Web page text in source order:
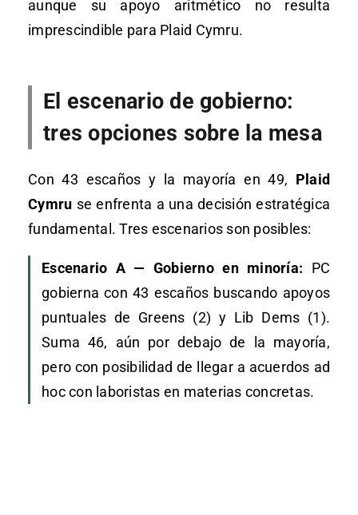
aunque su apoyo aritmético no resulta
imprescindible para Plaid Cymru.
El escenario de gobierno:
tres opciones sobre la mesa
Con 43 escaños y la mayoría en 49, Plaid
Cymru se enfrenta a una decisión estratégica
fundamental. Tres escenarios son posibles:
Escenario A — Gobierno en minoría: PC
gobierna con 43 escaños buscando apoyos
puntuales de Greens (2) y Lib Dems (1).
Suma 46, aún por debajo de la mayoría,
pero con posibilidad de llegar a acuerdos ad
hoc con laboristas en materias concretas.